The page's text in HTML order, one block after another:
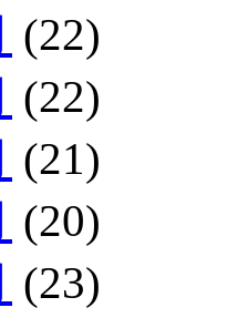
(22)
(22)
(21)
(20)
(23)